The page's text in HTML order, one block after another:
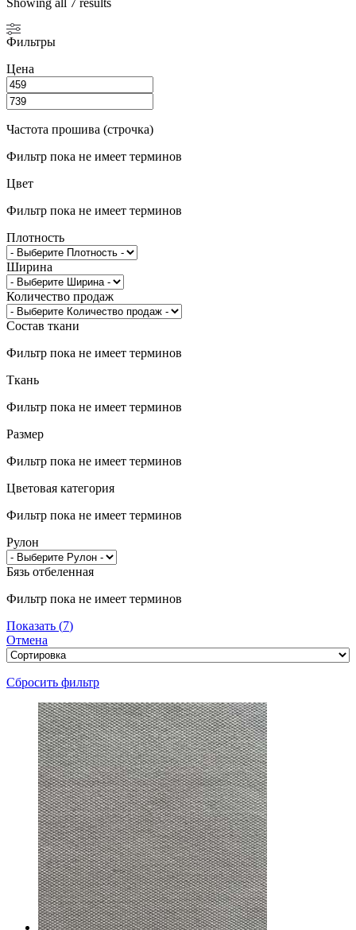
Фильтры
Цена
Частота прошива (строчка)
Фильтр пока не имеет терминов
Цвет
Фильтр пока не имеет терминов
Плотность
Ширина
Количество продаж
Состав ткани
Фильтр пока не имеет терминов
Ткань
Фильтр пока не имеет терминов
Размер
Фильтр пока не имеет терминов
Цветовая категория
Фильтр пока не имеет терминов
Рулон
Бязь отбеленная
Фильтр пока не имеет терминов
Показать (7)
Отмена
Сбросить фильтр